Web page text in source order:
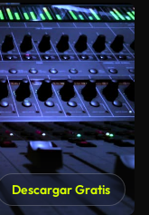
Descargar Gratis